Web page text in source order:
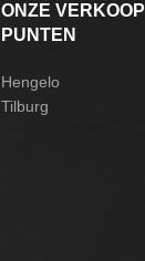
ONZE VERKOOP
PUNTEN
Hengelo
Tilburg